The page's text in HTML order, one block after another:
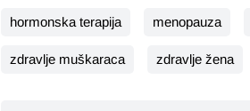
hormonska terapija menopauza
zdravlje muškaraca zdravlje žena